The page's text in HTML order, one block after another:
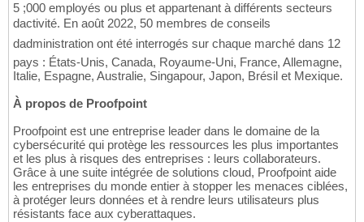
5 ;000 employés ou plus et appartenant à différents secteurs
dactivité. En août 2022, 50 membres de conseils
dadministration ont été interrogés sur chaque marché dans 12
pays : États-Unis, Canada, Royaume-Uni, France, Allemagne,
Italie, Espagne, Australie, Singapour, Japon, Brésil et Mexique.
À propos de Proofpoint
Proofpoint est une entreprise leader dans le domaine de la
cybersécurité qui protège les ressources les plus importantes
et les plus à risques des entreprises : leurs collaborateurs.
Grâce à une suite intégrée de solutions cloud, Proofpoint aide
les entreprises du monde entier à stopper les menaces ciblées,
à protéger leurs données et à rendre leurs utilisateurs plus
résistants face aux cyberattaques.